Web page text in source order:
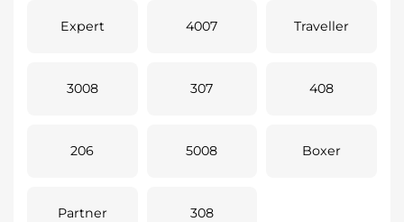
Expert 4007 Traveller
3008 307 408
206 5008 Boxer
Partner 308